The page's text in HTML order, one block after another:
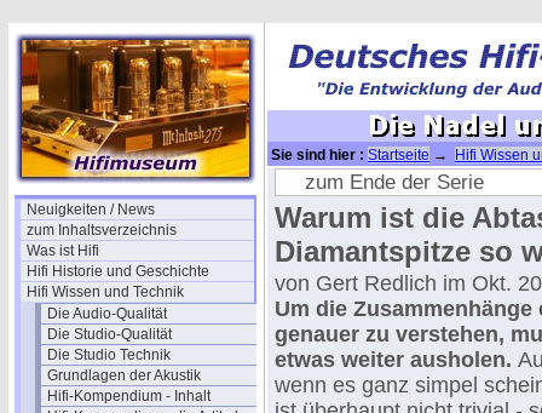
Neuigkeiten / News
zum Inhaltsverzeichnis
Was ist Hifi
Hifi Historie und Geschichte
Hifi Wissen und Technik
Die Audio-Qualität
Die Studio-Qualität
Die Studio Technik
Grundlagen der Akustik
Hifi-Kompendium - Inhalt
Sie sind hier : Startseite →
Hifi Wissen
Die Nadel und die Rille
zum Ende der Serie
Warum ist die
Diamantspitze so
von Gert Redlich im Okt.
Um die Zusammenhänge
genauer zu verstehen,
etwas weiter ausholen.
wenn es ganz simpel